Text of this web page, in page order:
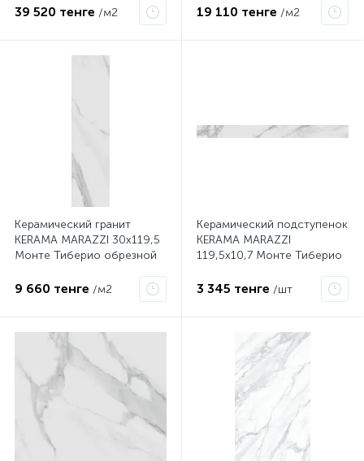
лаппатированный обрезной
лаппатированный обрезной
39 520 тенге /м2 19 110 тенге /м2
Керамический гранит
KERAMA MARAZZI 30x119,5
Монте Тиберио обрезной
9 660 тенге /м2
Керамический подступенок
KERAMA MARAZZI
119,5х10,7 Монте Тиберио
3 345 тенге /шт